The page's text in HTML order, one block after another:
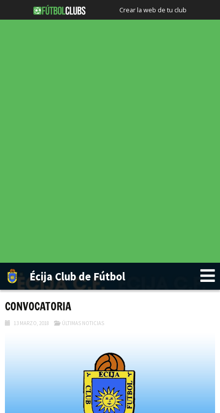
Crear la web de tu club
Écija Club de Fútbol
CONVOCATORIA
13 MARZO, 2018 ÚLTIMAS NOTICIAS